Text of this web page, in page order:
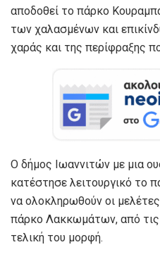
αποδοθεί το πάρκο
των χαλασμένων και
χαράς και της περίφραξης
Ο δήμος Ιωαννιτών με μια
κατέστησε λειτουργικό το
να ολοκληρωθούν οι
πάρκο Λακκωμάτων, από τις
τελική του μορφή.